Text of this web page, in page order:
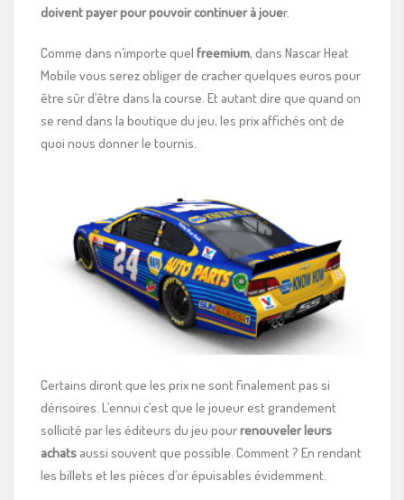
doivent payer pour pouvoir continuer à jouer.
Comme dans n’importe quel freemium, dans Nascar Heat
Mobile vous serez obliger de cracher quelques euros pour
être sûr d’être dans la course. Et autant dire que quand on
se rend dans la boutique du jeu, les prix affichés ont de
quoi nous donner le tournis.
Certains diront que les prix ne sont finalement pas si
dérisoires. L’ennui c’est que le joueur est grandement
sollicité par les éditeurs du jeu pourrenouveler leurs
achats aussi souvent que possible. Comment ? En rendant
les billets et les pièces d’or épuisables évidemment.